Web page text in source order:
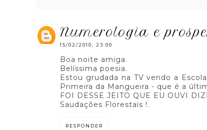
numerologia e
15/02/2010, 23:00
Boa noite amiga.
Belíssima poesia.
Estou grudada na TV vendo a
Primeira da Mangueira - que é a
FOI DESSE JEITO QUE EU OUVI
Saudações Florestais !.
RESPONDER